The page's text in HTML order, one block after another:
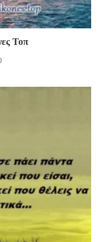
Τοπ